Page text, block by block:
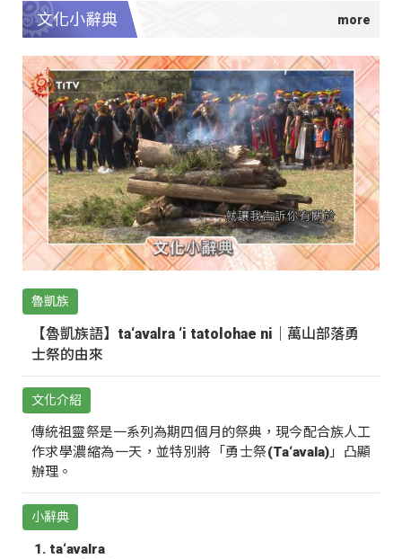
文化小辭典
魯凱族
【魯凱族語】ta‘avalra ‘i tatolohae ni｜萬山部落勇
士祭的由來
文化介紹
傳統祖靈祭是一系列為期四個月的祭典，現今配合族人工
作求學濃縮為一天，並特別將「勇士祭(Ta‘avala)」凸顯
辦理。
小辭典
ta‘avalra